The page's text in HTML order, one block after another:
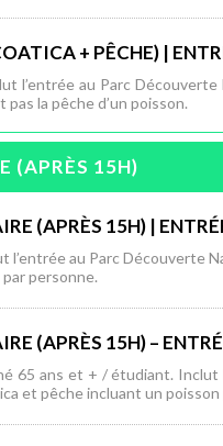
+ PÊCHE) |
l’entrée au Parc
pas la pêche d’un poisson.
(APRÈS 15H)
(APRÈS 15H) |
l’entrée au Parc Découverte
personne.
(APRÈS 15H) –
65 ans et + / étudiant. Inclut
et pêche incluant un poisson